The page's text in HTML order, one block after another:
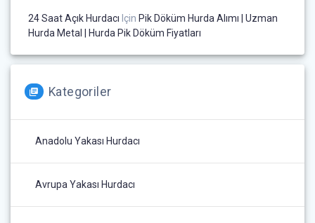
24 Saat Açık Hurdacı Için Pik Döküm Hurda Alımı | Uzman
Hurda Metal | Hurda Pik Döküm Fiyatları
Kategoriler
Anadolu Yakası Hurdacı
Avrupa Yakası Hurdacı